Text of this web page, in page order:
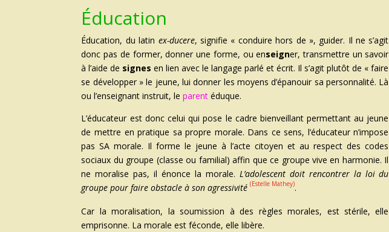
Éducation
Éducation, du latin ex-ducere, signifie « conduire hors de », guider. Il ne s’agit
donc pas de former, donner une forme, ou enseigner, transmettre un savoir
à l’aide de signes en lien avec le langage parlé et écrit. Il s’agit plutôt de « faire
se développer » le jeune, lui donner les moyens d’épanouir sa personnalité. Là
ou l’enseignant instruit, leparent éduque.
L’éducateur est donc celui qui pose le cadre bienveillant permettant au jeune
de mettre en pratique sa propre morale. Dans ce sens, l’éducateur n’impose
pas SA morale. Il forme le jeune à l’acte citoyen et au respect des codes
sociaux du groupe (classe ou familial) affin que ce groupe vive en harmonie. Il
ne moralise pas, il énonce la morale. L’adolescent doit rencontrer la loi du
groupe pour faire obstacle à son agressivité (Estelle Mathey).
Car la moralisation, la soumission à des règles morales, est stérile, elle
emprisonne. La morale est féconde, elle libère.